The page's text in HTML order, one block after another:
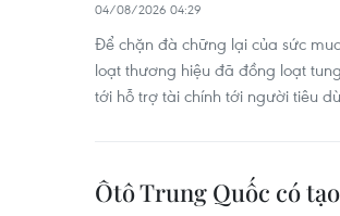
04/08/2026 04:29
Để chặn đà chững lại của sức
loạt thương hiệu đã đồng loạt
tới hỗ trợ tài chính tới người tiêu
Ôtô Trung Quốc có